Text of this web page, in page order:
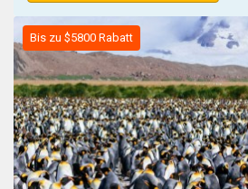
Bis zu $5800 Rabatt